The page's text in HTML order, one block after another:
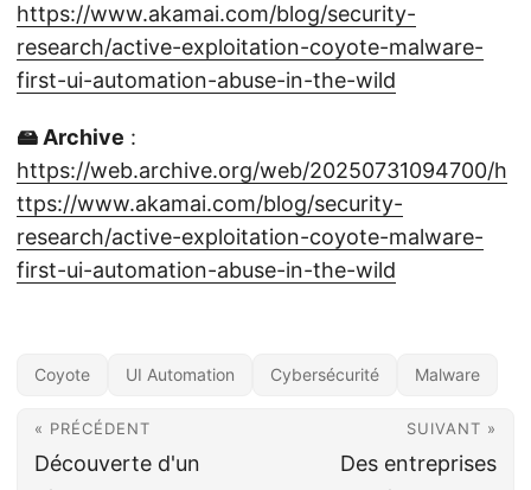
https://www.akamai.com/blog/security-
research/active-exploitation-coyote-malware-
first-ui-automation-abuse-in-the-wild
🖴 Archive :
https://web.archive.org/web/20250731094700/h
ttps://www.akamai.com/blog/security-
research/active-exploitation-coyote-malware-
first-ui-automation-abuse-in-the-wild
Coyote UI Automation Cybersécurité Malware
« PRÉCÉDENT
Découverte d'un
SUIVANT »
Des entreprises